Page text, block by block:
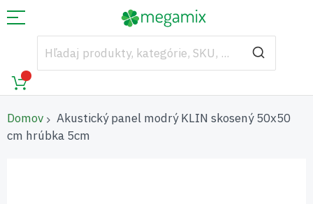
Domov
Akustický panel modrý KLIN skosený 50x50
cm hrúbka 5cm